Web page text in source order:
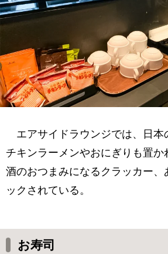
エアサイドラウンジでは、日本
チキンラーメンやおにぎりも置か
酒のおつまみになるクラッカー、
ックされている。
お寿司